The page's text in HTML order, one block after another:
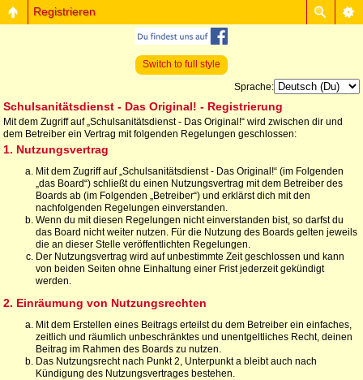
Registrieren
Switch to full style
Sprache:
Schulsanitätsdienst - Das Original! - Registrierung
Mit dem Zugriff auf „Schulsanitätsdienst - Das Original!“ wird zwischen dir und
dem Betreiber ein Vertrag mit folgenden Regelungen geschlossen:
1. Nutzungsvertrag
Mit dem Zugriff auf „Schulsanitätsdienst - Das Original!“ (im Folgenden
„das Board“) schließt du einen Nutzungsvertrag mit dem Betreiber des
Boards ab (im Folgenden „Betreiber“) und erklärst dich mit den
nachfolgenden Regelungen einverstanden.
Wenn du mit diesen Regelungen nicht einverstanden bist, so darfst du
das Board nicht weiter nutzen. Für die Nutzung des Boards gelten jeweils
die an dieser Stelle veröffentlichten Regelungen.
Der Nutzungsvertrag wird auf unbestimmte Zeit geschlossen und kann
von beiden Seiten ohne Einhaltung einer Frist jederzeit gekündigt
werden.
2. Einräumung von Nutzungsrechten
Mit dem Erstellen eines Beitrags erteilst du dem Betreiber ein einfaches,
zeitlich und räumlich unbeschränktes und unentgeltliches Recht, deinen
Beitrag im Rahmen des Boards zu nutzen.
Das Nutzungsrecht nach Punkt 2, Unterpunkt a bleibt auch nach
Kündigung des Nutzungsvertrages bestehen.